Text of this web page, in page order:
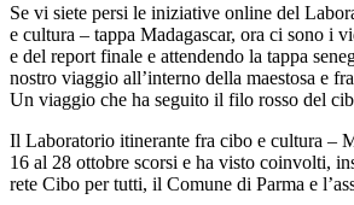
Se vi siete persi le iniziative online del
e cultura – tappa Madagascar, ora ci sono i
e del report finale e attendendo la tappa
nostro viaggio all’interno della maestosa e
Un viaggio che ha seguito il filo rosso del
Il Laboratorio itinerante fra cibo e cultura –
16 al 28 ottobre scorsi e ha visto coinvolti,
rete Cibo per tutti, il Comune di Parma e